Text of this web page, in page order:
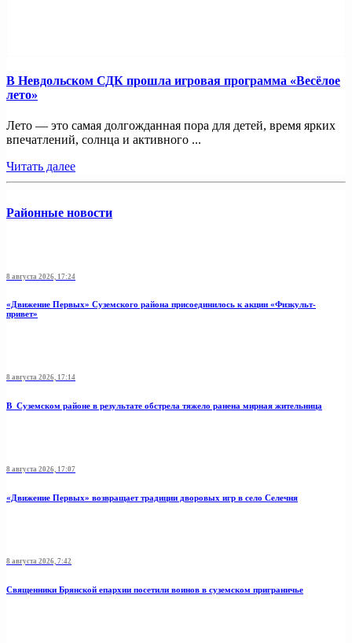
В Невдольском СДК прошла игровая программа «Весёлое
лето»
Лето — это самая долгожданная пора для детей, время ярких
впечатлений, солнца и активного ...
Читать далее
Районные новости
8 августа 2026, 17:24
«Движение Первых» Суземского района присоединилось к акции «Физкульт-
привет»
8 августа 2026, 17:14
В Суземском районе в результате обстрела тяжело ранена мирная жительница
8 августа 2026, 17:07
«Движение Первых» возвращает традиции дворовых игр в село Селечня
8 августа 2026, 7:42
Священники Брянской епархии посетили воинов в суземском приграничье